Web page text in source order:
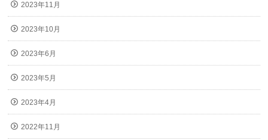
2023年11月
2023年10月
2023年6月
2023年5月
2023年4月
2022年11月